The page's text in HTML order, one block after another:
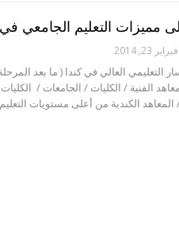
مميزات التعليم الجامعي في
فبراير 23, 2014
التعليمي العالي في كندا ( ما بعد
الفنية / الكليات / الجامعات /
الكندية من أعلى مستويات